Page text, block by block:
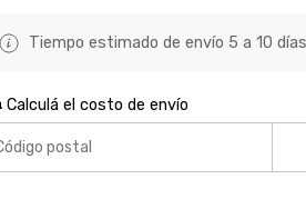
Tiempo estimado de envío 5 a 10
Calculá el costo de envío